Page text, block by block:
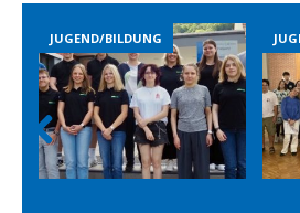
JUGEND/BILDUNG
Prev
ious